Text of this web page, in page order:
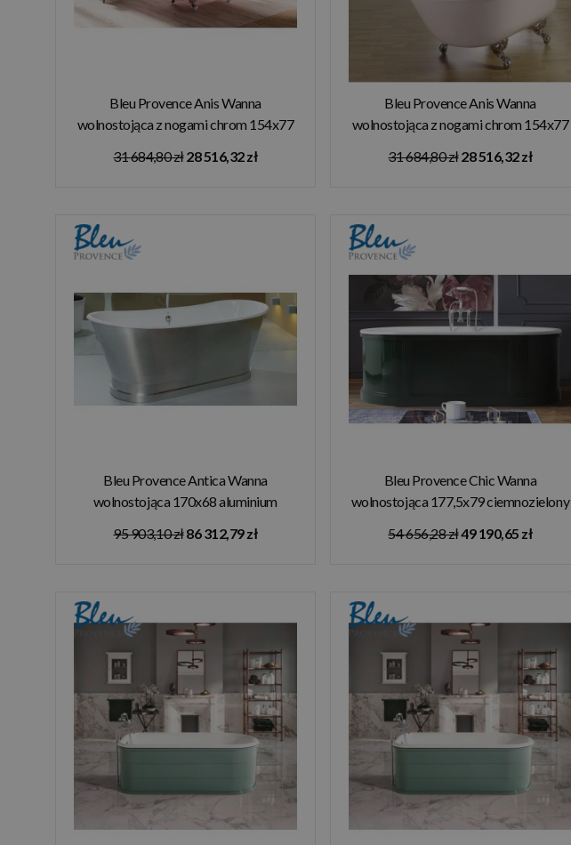
Bleu Provence Anis Wanna
wolnostojąca z nogami chrom 154x77
31 684,80 zł28 516,32 zł
Bleu Provence Anis Wanna
wolnostojąca z nogami chrom 154x77
31 684,80 zł28 516,32 zł
Bleu Provence Antica Wanna
wolnostojąca 170x68 aluminium
95 903,10 zł86 312,79 zł
Bleu Provence Chic Wanna
wolnostojąca 177,5x79 ciemnozielony
54 656,28 zł49 190,65 zł